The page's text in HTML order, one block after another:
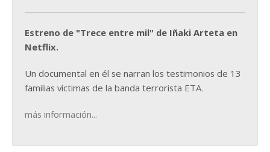
Estreno de "Trece entre mil" de Iñaki Arteta en
Netflix.
Un documental en él se narran los testimonios de 13
familias víctimas de la banda terrorista ETA.
más información...